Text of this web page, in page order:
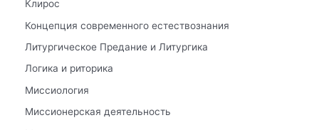
Клирос
Концепция современного естествознания
Литургическое Предание и Литургика
Логика и риторика
Миссиология
Миссионерская деятельность